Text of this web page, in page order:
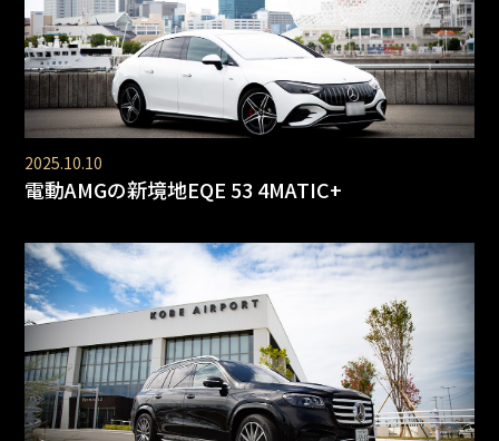
2025.10.10
電動AMGの新境地EQE 53 4MATIC+